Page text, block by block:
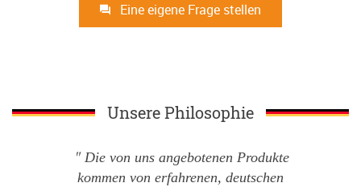
Eine eigene Frage stellen
Unsere Philosophie
Die von uns angebotenen Produkte
kommen von erfahrenen, deutschen